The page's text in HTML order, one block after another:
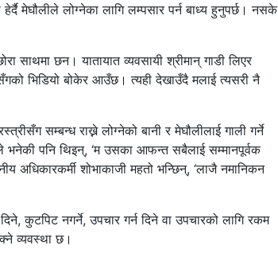
मेघौलीले लोग्नेका लागि लम्पसार पर्न बाध्य हुनुपर्छ। नसके
साथमा छन। यातायात व्यवसायी श्रीमान् गाडी लिएर
भिडियो बोकेर आउँछ। त्यही देखाउँदै मलाई त्यसरी नै
सम्बन्ध राख्ने लोग्नेको बानी र मेघौलीलाई गाली गर्ने
भनेकी पनि थिइन्, ‘म उसका आफन्त सबैलाई सम्मानपूर्वक
शोभाकाजी महतो भन्छिन्, ‘लाजै नमानिकन
कुटपिट नगर्ने, उपचार गर्न दिने वा उपचारको लागि रकम
व्यवस्था छ।